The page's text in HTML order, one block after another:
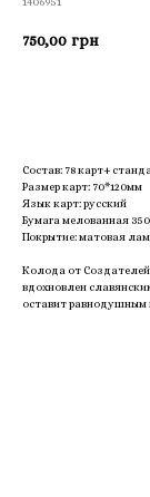
750,00 грн
Состав: 78 карт+
Размер карт: 70*120мм
Язык карт: русский
Бумага мелованная
Покрытие: матовая
Колода от Создателей
вдохновлен
оставит равнодушным